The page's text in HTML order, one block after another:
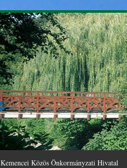
Kemencei Közös Önkormányzati Hivatal